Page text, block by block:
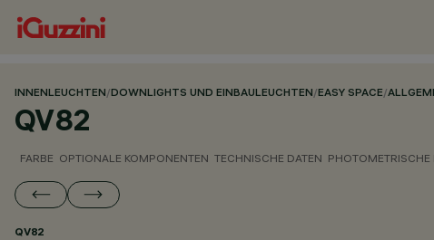
INNENLEUCHTEN/DOWNLIGHTS UND EINBAULEUCHTEN/EASY SPACE/
QV82
FARBE OPTIONALE KOMPONENTEN TECHNISCHE DATEN PHOTOMETRISCHE
QV82